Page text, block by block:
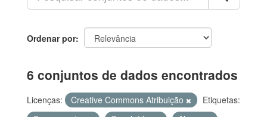
Ordenar por
6 conjuntos de dados encontrados
Licenças: Creative Commons Atribuição
Etiquetas: